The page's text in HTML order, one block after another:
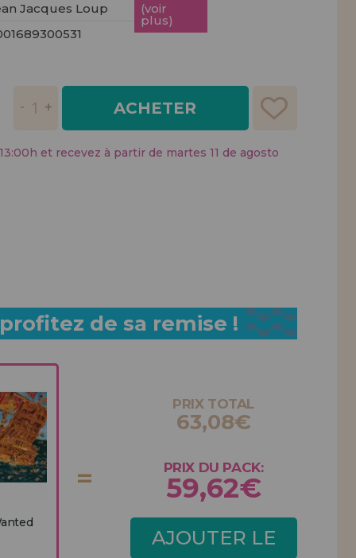
Jacques Loup (voir
plus)
ACHETER
et recevez à partir de martes 11 de agosto
de sa remise !
PRIX TOTAL
63,08€
PRIX DU PACK:
59,62€
AJOUTER LE